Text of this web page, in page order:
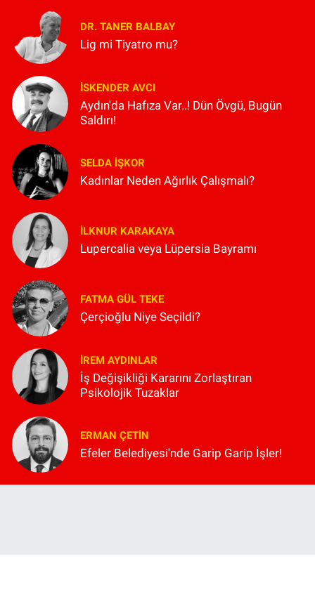
DR. TANER BALBAY
Lig mi Tiyatro mu?
İSKENDER AVCI
Aydın'da Hafıza Var..! Dün Övgü, Bugün
Saldırı!
SELDA İŞKOR
Kadınlar Neden Ağırlık Çalışmalı?
İLKNUR KARAKAYA
Lupercalia veya Lüpersia Bayramı
FATMA GÜL TEKE
Çerçioğlu Niye Seçildi?
İREM AYDINLAR
İş Değişikliği Kararını Zorlaştıran
Psikolojik Tuzaklar
ERMAN ÇETIN
Efeler Belediyesi'nde Garip Garip İşler!